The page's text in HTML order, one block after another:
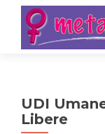
UDI
Libere